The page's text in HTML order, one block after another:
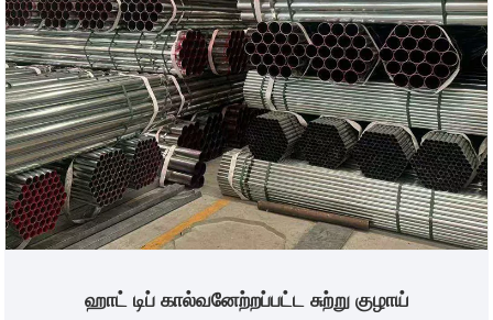
செய்யும் அதே வேளையில், கால்வனைசிங் மற்றும் பெயிண்டிங்
போன்ற மேற்பரப்பு அரிப்பு எதிர்ப்பு செயல்முறைகளின்
தேவையை இந்த தயாரிப்பு நீக்குகிறது. இது பல்வேறு உட்புற,
மேல்நிலை, தற்காலிக மற்றும் பைல் அடித்தள கட்டுமான
காட்சிகளுக்கு ஏற்றது, மேலும் அடுத்தடுத்த அரிப்பு எதிர்ப்பு
சிகிச்சையைச் செய்வதில் வாடிக்கையாளர்களுக்கு
ஆதரவளிக்கிறது. அதிக கொள்முதல் செலவுகள்,
தனிப்பயனாக்குதல் சிரமங்கள் மற்றும் வெளிநாட்டு
பொறியியல் மற்றும் உள்கட்டமைப்பு திட்டங்களில் நிலையற்ற
திறமையான உற்பத்தியை கடுமையான தர பரிசோதனையுடன்
ஹாட் டிப் கால்வனேற்றப்பட்ட சுற்று குழாய்